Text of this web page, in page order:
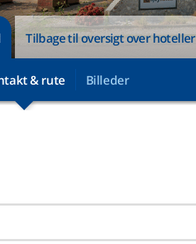
Tilbage til oversigt over hoteller
& rute Billeder